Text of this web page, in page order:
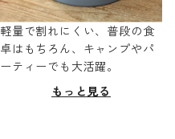
軽量で割れにくい、普段の食
卓はもちろん、キャンプやパ
ーティーでも大活躍。
もっと見る